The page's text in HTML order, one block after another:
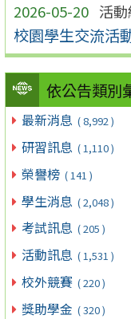
2026-05-20 活
校園學生交流活
依公告類別
最新消息 ( 8,992 )
研習訊息 ( 1,110 )
榮譽榜 ( 141 )
學生消息 ( 2,048 )
考試訊息 ( 205 )
活動訊息 ( 1,531 )
校外競賽 ( 220 )
獎助學金 ( 320 )